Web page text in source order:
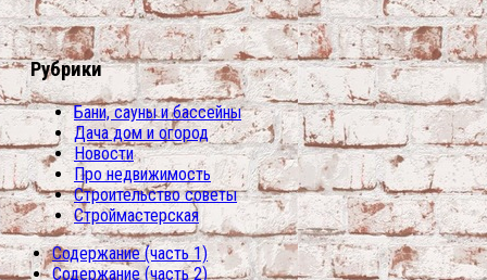
Рубрики
Бани, сауны и бассейны
Дача дом и огород
Новости
Про недвижимость
Строительство советы
Строймастерская
Содержание (часть 1)
Содержание (часть 2)